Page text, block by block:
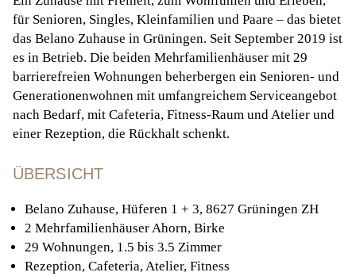
für Senioren, Singles, Kleinfamilien und Paare – das bietet
das Belano Zuhause in Grüningen. Seit September 2019 ist
es in Betrieb. Die beiden Mehrfamilienhäuser mit 29
barrierefreien Wohnungen beherbergen ein Senioren- und
Generationenwohnen mit umfangreichem Serviceangebot
nach Bedarf, mit Cafeteria, Fitness-Raum und Atelier und
einer Rezeption, die Rückhalt schenkt.
ÜBERSICHT
Belano Zuhause, Hüferen 1 + 3, 8627 Grüningen ZH
2 Mehrfamilienhäuser Ahorn, Birke
29 Wohnungen, 1.5 bis 3.5 Zimmer
Rezeption, Cafeteria, Atelier, Fitness